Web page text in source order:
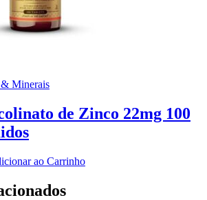
Minerais
de Zinco 22mg 100
ao Carrinho